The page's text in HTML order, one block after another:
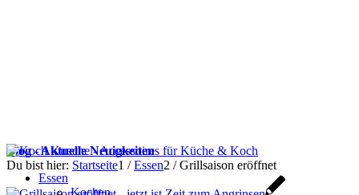
Essen
Kochen
Blog - Aktuelle Neuigkeiten
Du bist hier: Startseite1 / Essen2 / Grillsaison eröffnet